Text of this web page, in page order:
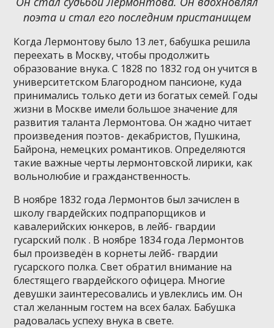
поэта и стал его последним пристанищем
Когда Лермонтову было 13 лет, бабушка решила
переехать в Москву, чтобы продолжить
образование внука. С 1828 по 1832 год он учится в
университетском Благородном пансионе, куда
принимались только дети из богатых семей. Годы
жизни в Москве имели большое значение для
развития таланта Лермонтова. Он жадно читает
произведения поэтов- декабристов, Пушкина,
Байрона, немецких романтиков. Определяются
такие важные черты лермонтовской лирики, как
вольнолюбие и гражданственность.
В ноябре 1832 года Лермонтов был зачислен в
школу гвардейских подпрапорщиков и
кавалерийских юнкеров, в лейб- гвардии
гусарский полк . В ноябре 1834 года Лермонтов
был произведён в корнеты лейб- гвардии
гусарского полка. Свет обратил внимание на
блестящего гвардейского офицера. Многие
девушки заинтересовались и увлеклись им. Он
стал желанным гостем на всех балах. Бабушка
радовалась успеху внука в свете.